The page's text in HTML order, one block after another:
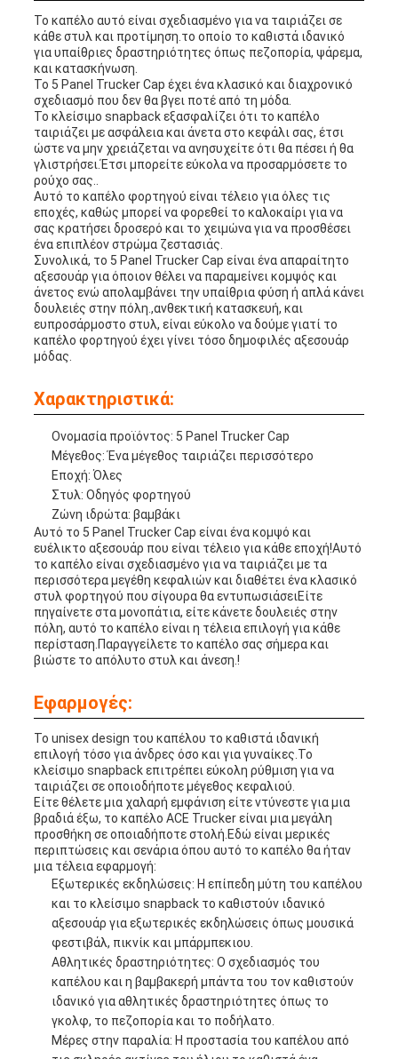
Το καπέλο αυτό είναι σχεδιασμένο για να ταιριάζει σε
κάθε στυλ και προτίμηση.το οποίο το καθιστά ιδανικό
για υπαίθριες δραστηριότητες όπως πεζοπορία, ψάρεμα,
και κατασκήνωση.
Το 5 Panel Trucker Cap έχει ένα κλασικό και διαχρονικό
σχεδιασμό που δεν θα βγει ποτέ από τη μόδα.
Το κλείσιμο snapback εξασφαλίζει ότι το καπέλο
ταιριάζει με ασφάλεια και άνετα στο κεφάλι σας, έτσι
ώστε να μην χρειάζεται να ανησυχείτε ότι θα πέσει ή θα
γλιστρήσει.Έτσι μπορείτε εύκολα να προσαρμόσετε το
ρούχο σας..
Αυτό το καπέλο φορτηγού είναι τέλειο για όλες τις
εποχές, καθώς μπορεί να φορεθεί το καλοκαίρι για να
σας κρατήσει δροσερό και το χειμώνα για να προσθέσει
ένα επιπλέον στρώμα ζεστασιάς.
Συνολικά, το 5 Panel Trucker Cap είναι ένα απαραίτητο
αξεσουάρ για όποιον θέλει να παραμείνει κομψός και
άνετος ενώ απολαμβάνει την υπαίθρια φύση ή απλά κάνει
δουλειές στην πόλη.,ανθεκτική κατασκευή, και
ευπροσάρμοστο στυλ, είναι εύκολο να δούμε γιατί το
καπέλο φορτηγού έχει γίνει τόσο δημοφιλές αξεσουάρ
μόδας.
Χαρακτηριστικά:
Ονομασία προϊόντος: 5 Panel Trucker Cap
Μέγεθος: Ένα μέγεθος ταιριάζει περισσότερο
Εποχή: Όλες
Στυλ: Οδηγός φορτηγού
Ζώνη ιδρώτα: βαμβάκι
Αυτό το 5 Panel Trucker Cap είναι ένα κομψό και
ευέλικτο αξεσουάρ που είναι τέλειο για κάθε εποχή!Αυτό
το καπέλο είναι σχεδιασμένο για να ταιριάζει με τα
περισσότερα μεγέθη κεφαλιών και διαθέτει ένα κλασικό
στυλ φορτηγού που σίγουρα θα εντυπωσιάσειΕίτε
πηγαίνετε στα μονοπάτια, είτε κάνετε δουλειές στην
πόλη, αυτό το καπέλο είναι η τέλεια επιλογή για κάθε
περίσταση.Παραγγείλετε το καπέλο σας σήμερα και
βιώστε το απόλυτο στυλ και άνεση.!
Εφαρμογές:
Το unisex design του καπέλου το καθιστά ιδανική
επιλογή τόσο για άνδρες όσο και για γυναίκες.Το
κλείσιμο snapback επιτρέπει εύκολη ρύθμιση για να
ταιριάζει σε οποιοδήποτε μέγεθος κεφαλιού.
Είτε θέλετε μια χαλαρή εμφάνιση είτε ντύνεστε για μια
βραδιά έξω, το καπέλο ACE Trucker είναι μια μεγάλη
προσθήκη σε οποιαδήποτε στολή.Εδώ είναι μερικές
περιπτώσεις και σενάρια όπου αυτό το καπέλο θα ήταν
μια τέλεια εφαρμογή:
Εξωτερικές εκδηλώσεις: Η επίπεδη μύτη του καπέλου
και το κλείσιμο snapback το καθιστούν ιδανικό
αξεσουάρ για εξωτερικές εκδηλώσεις όπως μουσικά
φεστιβάλ, πικνίκ και μπάρμπεκιου.
Αθλητικές δραστηριότητες: Ο σχεδιασμός του
καπέλου και η βαμβακερή μπάντα του τον καθιστούν
ιδανικό για αθλητικές δραστηριότητες όπως το
γκολφ, το πεζοπορία και το ποδήλατο.
Μέρες στην παραλία: Η προστασία του καπέλου από